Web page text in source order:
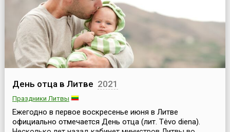
День отца в Литве 2021
Праздники Литвы
Ежегодно в первое воскресенье июня в Литве
официально отмечается День отца (лит. Tėvo diena).